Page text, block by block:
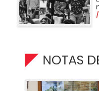
NOTAS